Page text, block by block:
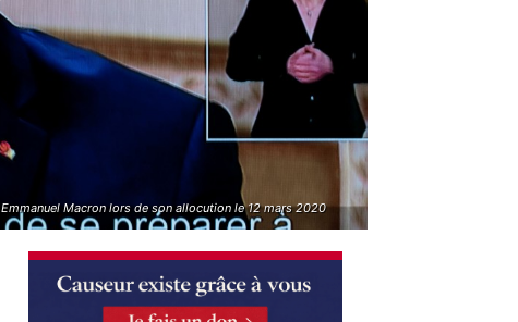
Emmanuel Macron lors de son allocution le 12 mars 2020